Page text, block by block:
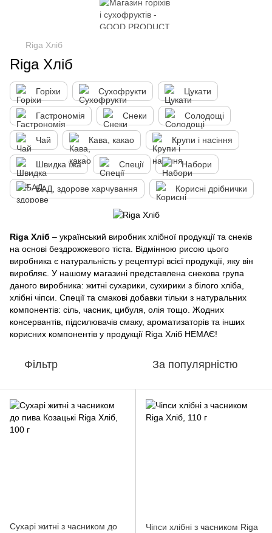
Riga Хліб
Riga Хліб
Горіхи Сухофрукти Цукати
Гастрономія Снеки Солодощі
Чай Кава, какао Крупи і насіння
Швидка їжа Спеції Набори
БАД, здорове харчування Корисні дрібнички
Riga Хліб – український виробник хлібної продукції та снеків
на основі бездрожжевого тіста. Відмінною рисою цього
виробника є натуральність у рецептурі всієї продукції, яку він
виробляє. У нашому магазині представлена снекова група
даного виробника: житні сухарики, сухирики з білого хліба,
хлібні чіпси. Спеції та смакові добавки тільки з натуральних
компонентів: сіль, часник, цибуля, олія тощо. Жодних
консервантів, підсилювачів смаку, ароматизаторів та інших
корисних компонентів у продукції Riga Хліб НЕМАЄ!
Фільтр За популярністю
Сухарі житні з часником до
Чіпси хлібні з часником Riga